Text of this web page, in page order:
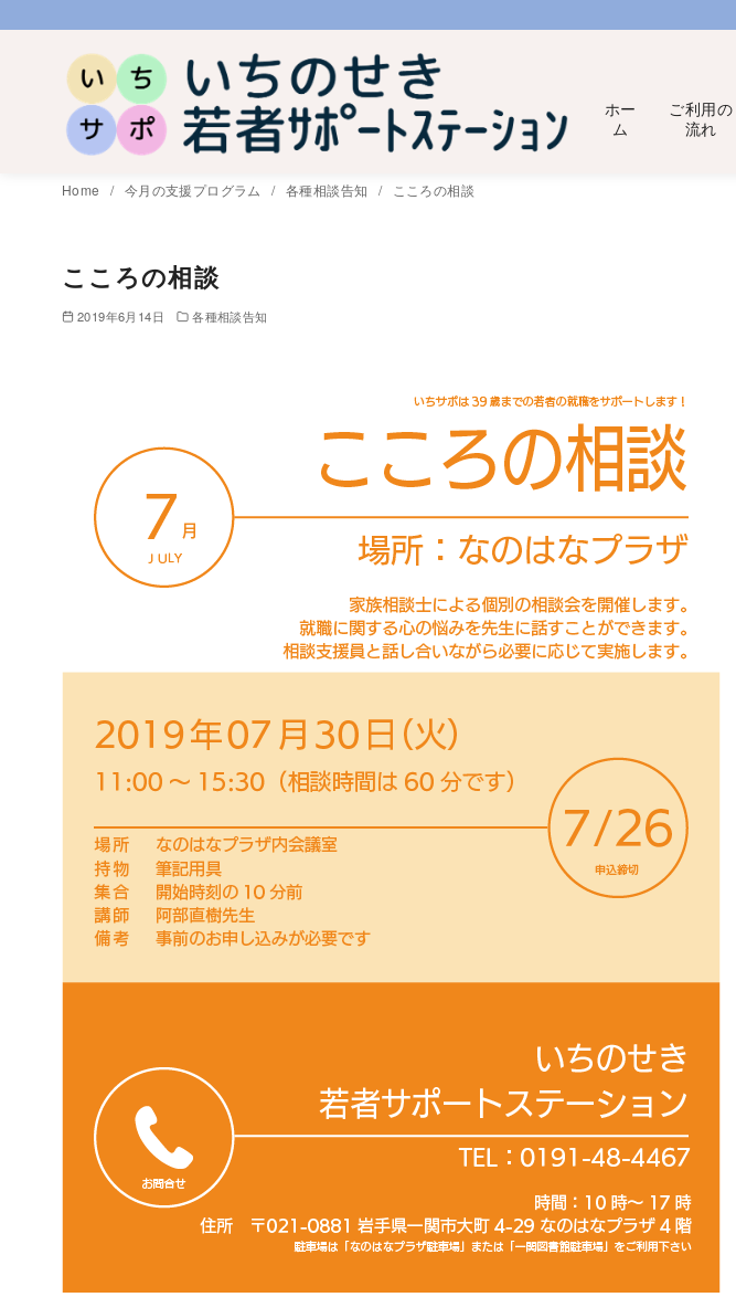
ホー
ム
ご利用の
流れ
Home 今月の支援プログラム 各種相談告知 こころの相談
こころの相談
2019年6月14日 各種相談告知